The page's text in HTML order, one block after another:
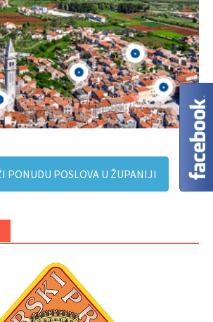
PONUDU POSLOVA U ŽUPANIJI